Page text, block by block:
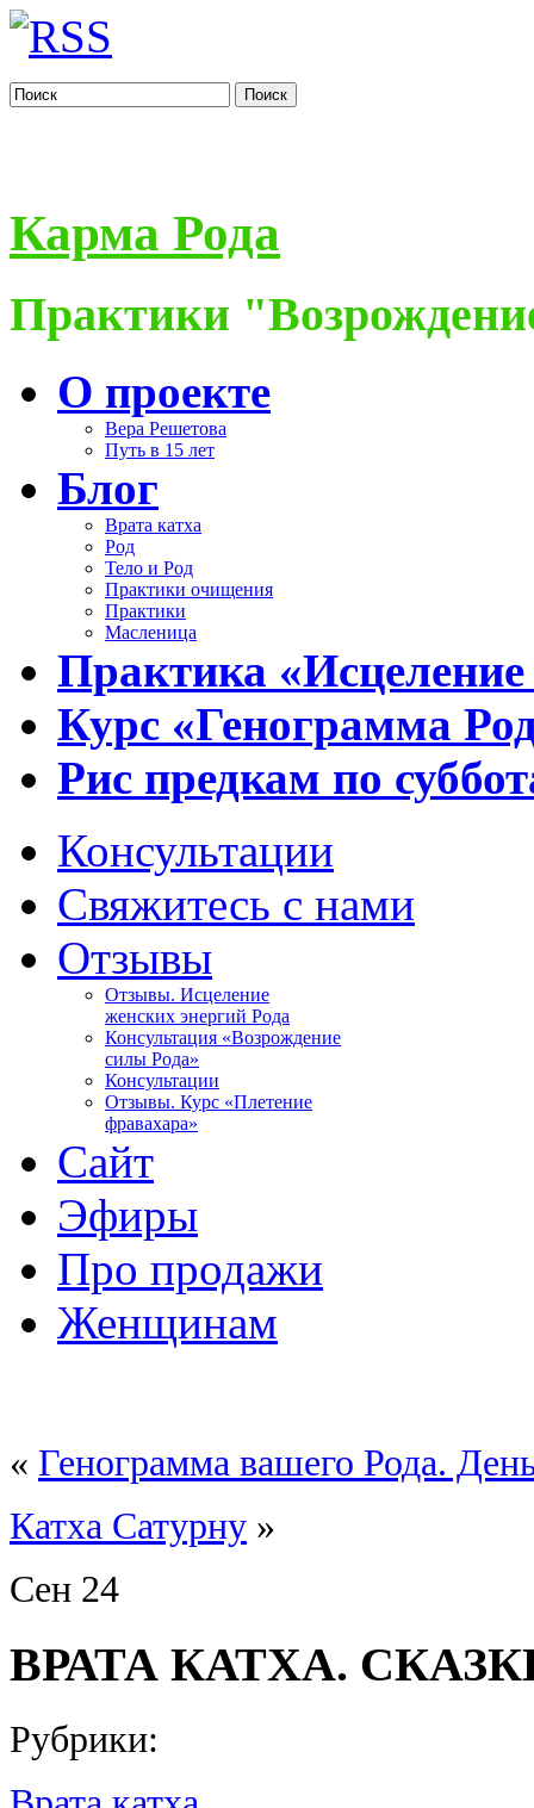
Поиск
Карма Рода
Практики
О проекте
Вера Решетова
Путь в 15 лет
Блог
Врата катха
Род
Тело и Род
Практики очищения
Практики
Масленица
Практика
Курс «Генограмма
Рис предкам по
Консультации
Свяжитесь с нами
Отзывы
Отзывы. Исцеление
женских энергий Рода
Консультация «Возрождение
силы Рода»
Консультации
Отзывы. Курс «Плетение
фравахара»
Сайт
Эфиры
Про продажи
Женщинам
« Генограмма вашего Рода.
Катха Сатурну »
Сен 24
ВРАТА КАТХА.
Рубрики: